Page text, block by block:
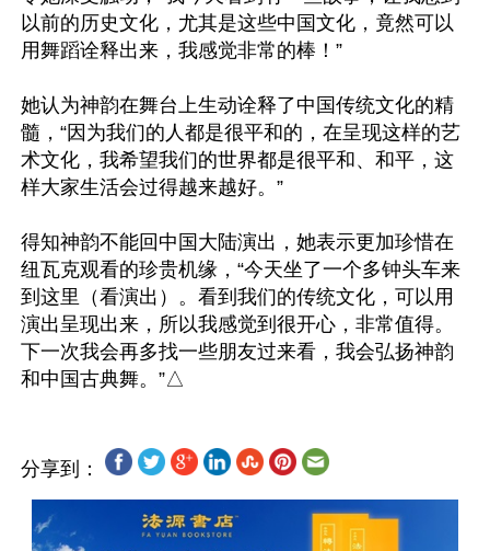
以前的历史文化，尤其是这些中国文化，竟然可以
用舞蹈诠释出来，我感觉非常的棒！”
她认为神韵在舞台上生动诠释了中国传统文化的精
髓，“因为我们的人都是很平和的，在呈现这样的艺
术文化，我希望我们的世界都是很平和、和平，这
样大家生活会过得越来越好。”
得知神韵不能回中国大陆演出，她表示更加珍惜在
纽瓦克观看的珍贵机缘，“今天坐了一个多钟头车来
到这里（看演出）。看到我们的传统文化，可以用
演出呈现出来，所以我感觉到很开心，非常值得。
下一次我会再多找一些朋友过来看，我会弘扬神韵
分享到：